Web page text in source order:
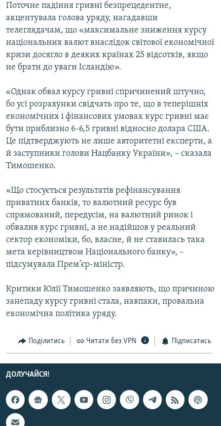
Поточне падіння гривні безпрецедентне,
акцентувала голова уряду, нагадавши
телеглядачам, що «максимальне зниження курсу
національних валют внаслідок світової економічної
кризи досягло в деяких країнах 25 відсотків, якщо
не брати до уваги Ісландію».
«Однак обвал курсу гривні спричинений штучно,
бо усі розрахунки свідчать про те, що в теперішніх
економічних і фінансових умовах курс гривні має
бути приблизно 6-6,5 гривні відносно долара США.
Це підтверджують не лише авторитетні експерти, а
й заступники голови Нацбанку України», – сказала
Тимошенко.
«Що стосується результатів рефінансування
приватних банків, то валютний ресурс був
спрямований, передусім, на валютний ринок і
обвалив курс гривні, а не надійшов у реальний
сектор економіки, бо, власне, й не ставилась така
мета керівництвом Національного банку», –
підсумувала Прем’єр-міністр.
Критики Юлії Тимошенко заявляють, що причиною
занепаду курсу гривні стала, навпаки, провальна
економічна політика уряду.
Поділитись Читати без VPN Підписатись
ДОЛУЧАЙСЯ!